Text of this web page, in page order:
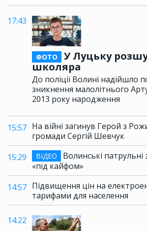
17:43
ФОТО
У Луцьку
школяра
До поліції Волині надійшло
зникнення малолітнього
2013 року народження
15:57 На війні загинув Герой з
громади Сергій Шевчук
15:29
ВІДЕО
Волинські
«під кайфом»
14:57 Підвищення цін на
тарифами для населення
14:22